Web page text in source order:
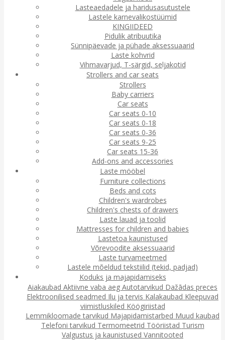
Lasteaedadele ja haridusasutustele
Lastele karnevalikostüümid
KINGIIDEED
Pidulik atribuutika
Sünnipäevade ja pühade aksessuaarid
Laste kohvrid
Vihmavarjud, T-särgid, seljakotid
Strollers and car seats
Strollers
Baby carriers
Car seats
Car seats 0-10
Car seats 0-18
Car seats 0-36
Car seats 9-25
Car seats 15-36
Add-ons and accessories
Laste mööbel
Furniture collections
Beds and cots
Children's wardrobes
Children's chests of drawers
Laste lauad ja toolid
Mattresses for children and babies
Lastetoa kaunistused
Võrevoodite aksessuaarid
Laste turvameetmed
Lastele mõeldud tekstiilid (tekid, padjad)
Koduks ja majapidamiseks
Aiakaubad Aktiivne vaba aeg Autotarvikud Dažādas preces
Elektroonilised seadmed Ilu ja tervis Kalakaubad Kleepuvad
viimistluskiled Köögiriistad
Lemmikloomade tarvikud Majapidamistarbed Muud kaubad
Telefoni tarvikud Termomeetrid Tööriistad Turism
Valgustus ja kaunistused Vannitooted